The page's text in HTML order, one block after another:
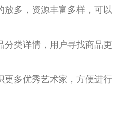
放多，资源丰富多样，可以
分类详情，用户寻找商品更
更多优秀艺术家，方便进行